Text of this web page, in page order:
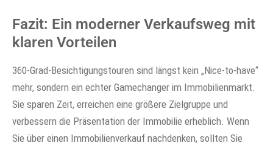
Fazit: Ein moderner Verkaufsweg mit
klaren Vorteilen
360-Grad-Besichtigungstouren sind längst kein „Nice-to-have“
mehr, sondern ein echter Gamechanger im Immobilienmarkt.
Sie sparen Zeit, erreichen eine größere Zielgruppe und
verbessern die Präsentation der Immobilie erheblich. Wenn
Sie über einen Immobilienverkauf nachdenken, sollten Sie